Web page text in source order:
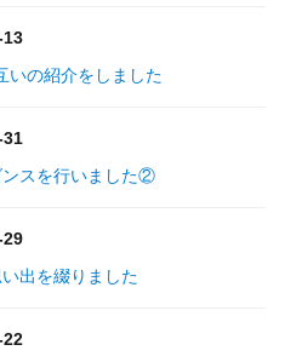
13
の紹介をしました
31
スを行いました②
29
出を綴りました
22